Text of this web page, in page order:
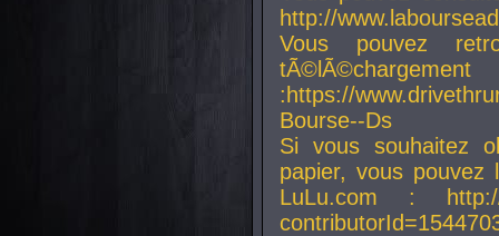
http://
Vous pouvez
:https://
Bourse--Ds
Si vous souhaitez
papier, vous
LuLu.com : http://